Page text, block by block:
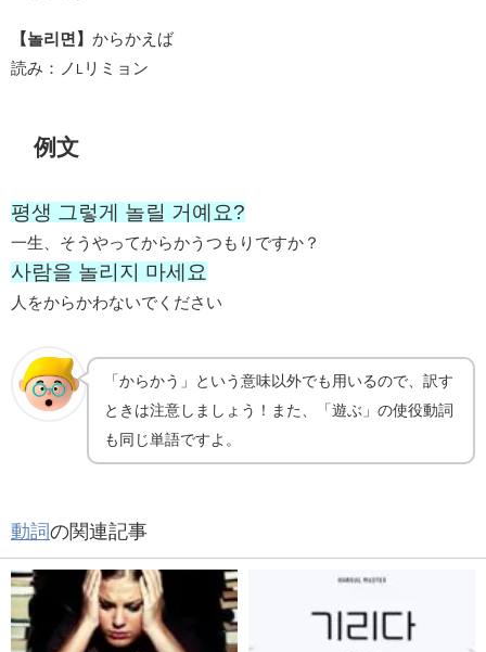
【놀리면】 からかえば
読み：ノ
リミョン
例文
평생 그렇게 놀릴 거예요?
一生、そうやってからかうつもりですか？
사람을 놀리지 마세요
人をからかわないでください
「からかう」という意味以外でも用いるので、訳す
ときは注意しましょう！また、「遊ぶ」の使役動詞
も同じ単語ですよ。
動詞の関連記事